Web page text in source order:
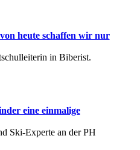
heute schaffen wir nur
in Biberist.
eine einmalige
Ski-Experte an der PH